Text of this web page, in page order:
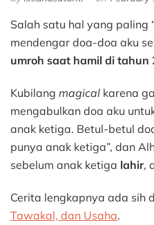
Salah satu hal yang paling
mendengar doa-doa aku
umroh saat hamil di tahun
Kubilang magical karena
mengabulkan doa aku
anak ketiga. Betul-betul
punya anak ketiga”, dan
sebelum anak ketiga lahir,
Cerita lengkapnya ada sih
Tawakal, dan Usaha.